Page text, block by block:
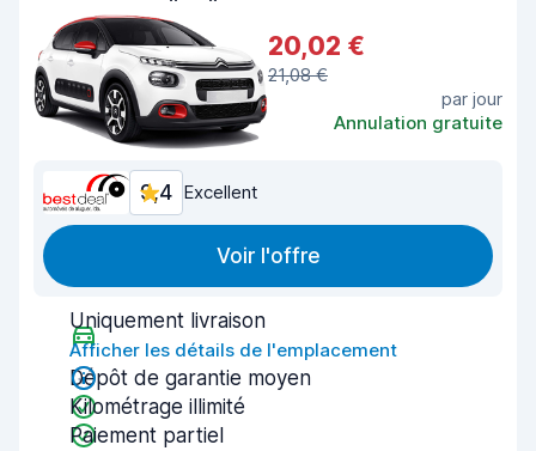
20,02 €
21,08 €
par jour
Annulation gratuite
9,4 Excellent
Voir l'offre
Uniquement livraison
Afficher les détails de l'emplacement
Dépôt de garantie moyen
Kilométrage illimité
Paiement partiel